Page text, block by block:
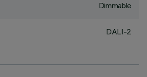
Dimmable
DALI-2